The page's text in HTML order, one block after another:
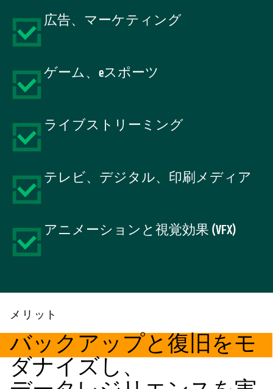
広告、マーケティング
ゲーム、eスポーツ
ライブストリーミング
テレビ、デジタル、印刷メディア
アニメーションと視覚効果 (VFX)
メリット
バックアップと復旧をモ
ダナイズし、